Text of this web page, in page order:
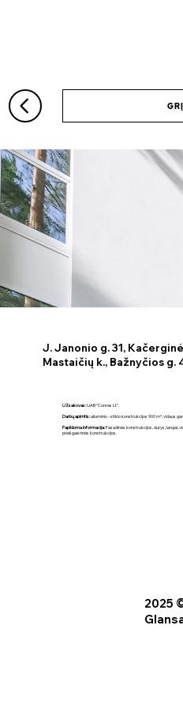
J. Janonio g. 31,
Mastaičių k., Bažnyčios g.
Užsakovas:UAB “Conres Lt”.
Darbų apimtis:aliuminio - stiklo konstrukcijos 900 m², vidaus
Papildoma informacija:Fasadinės konstrukcijos, durys, langai,
priešgaisrinės konstrukcijos.
2025